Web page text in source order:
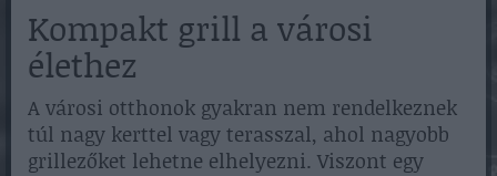
Kompakt grill a városi
élethez
A városi otthonok gyakran nem rendelkeznek
túl nagy kerttel vagy terasszal, ahol nagyobb
grillezőket lehetne elhelyezni. Viszont egy